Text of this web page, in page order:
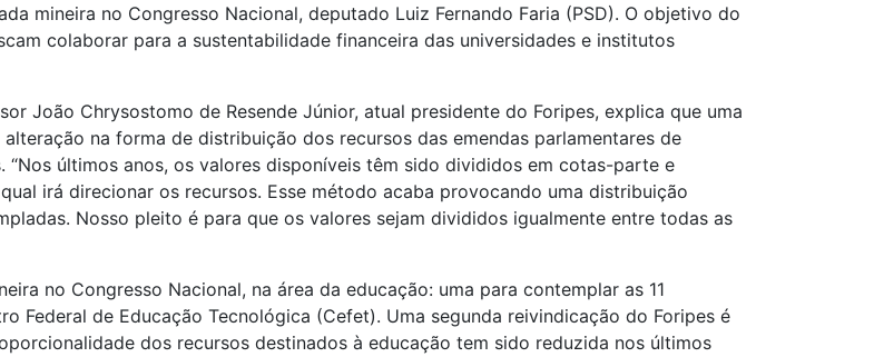
mineira no Congresso Nacional, deputado Luiz Fernando Faria (PSD). O objetivo do
colaborar para a sustentabilidade financeira das universidades e institutos
João Chrysostomo de Resende Júnior, atual presidente do Foripes, explica que uma
na forma de distribuição dos recursos das emendas parlamentares de
últimos anos, os valores disponíveis têm sido divididos em cotas-parte e
irá direcionar os recursos. Esse método acaba provocando uma distribuição
Nosso pleito é para que os valores sejam divididos igualmente entre todas as
no Congresso Nacional, na área da educação: uma para contemplar as 11
Federal de Educação Tecnológica (Cefet). Uma segunda reivindicação do Foripes é
dos recursos destinados à educação tem sido reduzida nos últimos